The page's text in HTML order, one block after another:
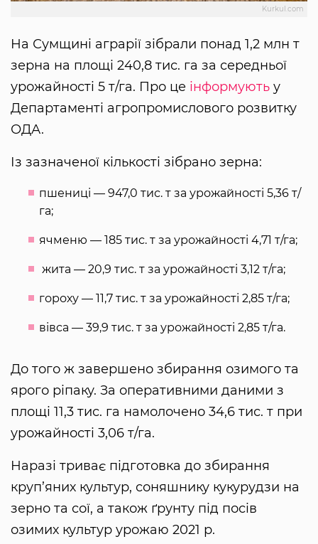
Kurkul.com
На Сумщині аграрії зібрали понад 1,2 млн т
зерна на площі 240,8 тис. га за середньої
урожайності 5 т/га. Про це інформують у
Департаменті агропромислового розвитку
ОДА.
Із зазначеної кількості зібрано зерна:
пшениці — 947,0 тис. т за урожайності 5,36 т/
га;
ячменю — 185 тис. т за урожайності 4,71 т/га;
жита — 20,9 тис. т за урожайності 3,12 т/га;
гороху — 11,7 тис. т за урожайності 2,85 т/га;
вівса — 39,9 тис. т за урожайності 2,85 т/га.
До того ж завершено збирання озимого та
ярого ріпаку. За оперативними даними з
площі 11,3 тис. га намолочено 34,6 тис. т при
урожайності 3,06 т/га.
Наразі триває підготовка до збирання
круп’яних культур, соняшнику кукурудзи на
зерно та сої, а також ґрунту під посів
озимих культур урожаю 2021 р.